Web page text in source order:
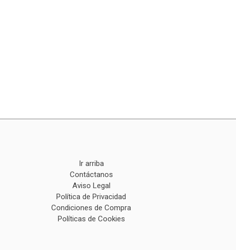
Ir arriba
Contáctanos
Aviso Legal
Política de Privacidad
Condiciones de Compra
Políticas de Cookies